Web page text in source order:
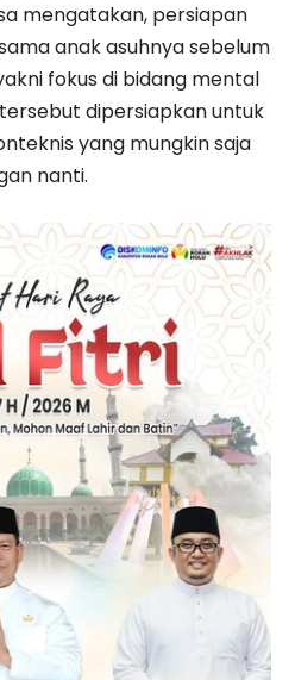
mengatakan, persiapan
anak asuhnya sebelum
fokus di bidang mental
dipersiapkan untuk
yang mungkin saja
nanti.